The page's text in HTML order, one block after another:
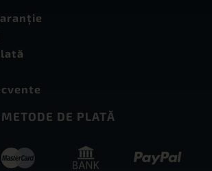
METODE DE PLATĂ